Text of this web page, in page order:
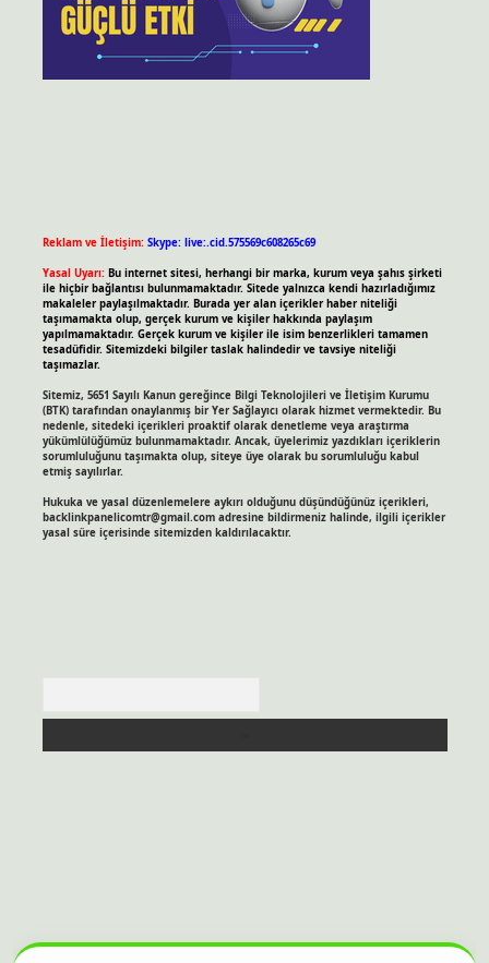
Reklam ve İletişim: Skype: live:.cid.575569c608265c69
Yasal Uyarı: Bu internet sitesi, herhangi bir marka, kurum veya şahıs şirketi
ile hiçbir bağlantısı bulunmamaktadır. Sitede yalnızca kendi hazırladığımız
makaleler paylaşılmaktadır. Burada yer alan içerikler haber niteliği
taşımamakta olup, gerçek kurum ve kişiler hakkında paylaşım
yapılmamaktadır. Gerçek kurum ve kişiler ile isim benzerlikleri tamamen
tesadüfidir. Sitemizdeki bilgiler taslak halindedir ve tavsiye niteliği
taşımazlar.
Sitemiz, 5651 Sayılı Kanun gereğince Bilgi Teknolojileri ve İletişim Kurumu
(BTK) tarafından onaylanmış bir Yer Sağlayıcı olarak hizmet vermektedir. Bu
nedenle, sitedeki içerikleri proaktif olarak denetleme veya araştırma
yükümlülüğümüz bulunmamaktadır. Ancak, üyelerimiz yazdıkları içeriklerin
sorumluluğunu taşımakta olup, siteye üye olarak bu sorumluluğu kabul
etmiş sayılırlar.
Hukuka ve yasal düzenlemelere aykırı olduğunu düşündüğünüz içerikleri,
backlinkpanelicomtr@gmail.comadresine bildirmeniz halinde, ilgili içerikler
yasal süre içerisinde sitemizden kaldırılacaktır.